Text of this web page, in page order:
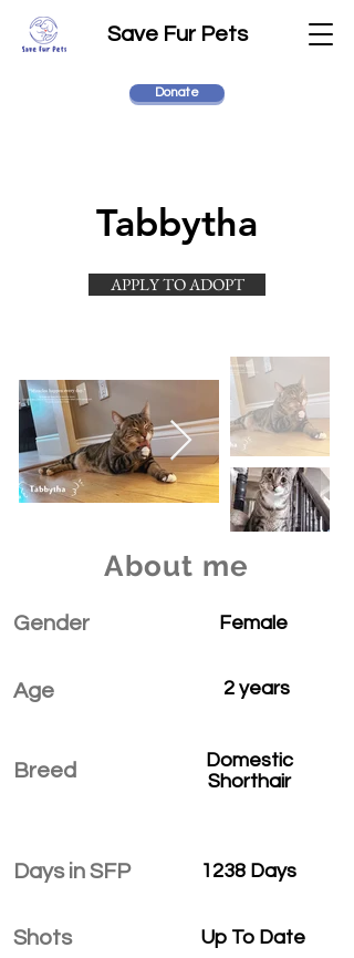
Save Fur Pets
Donate
Tabbytha
APPLY TO ADOPT
About me
Gender
Age
Breed
Days in SFP
Shots
Female
2 years
Domestic
Shorthair
1238 Days
Up To Date